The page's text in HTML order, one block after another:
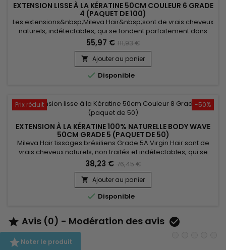
EXTENSION LISSE À LA KÉRATINE 50CM COULEUR 6 GRADE
4 (PAQUET DE 100)
Les extensions&nbsp;Mileva Hair&nbsp;sont de vrais cheveux
naturels, indétectables, qui se fondent parfaitement dans
votre chevelure, en augmentant son volume ou sa
longueur.&nbsp; Très soyeux, très doux, ils sont 100% rémy
hair.&nbsp; Le cheveu est très léger, souple, et donne un look
très naturel.
55,97 € 111,93 €
 Ajouter au panier
 Disponible
-50%
Prix réduit
EXTENSION À LA KÉRATINE 100% NATURELLE BODY WAVE
50CM GRADE 5 (PAQUET DE 50)
Mileva Hair tissages brésiliens Grade 5A Virgin Hair sont de
vrais cheveux naturels, non traités et indétectables, qui se
fondent parfaitement dans votre chevelure, en augmentant
son volume ou sa longueur.&nbsp; Très soyeux et très doux,
ils sont 100% rémy hair et disponibles en trame de
côté.&nbsp; Le cheveu est très léger, souple, et donne un
look...
38,23 € 76,45 €
 Ajouter au panier
 Disponible
 Avis (0) - Modération des avis 
Noter le produit